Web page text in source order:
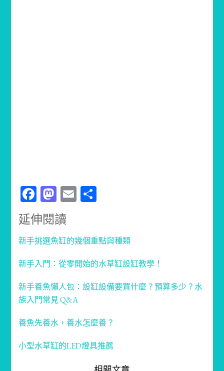
Facebook
Mastodon
Email
延伸閱讀
新手挑選魚缸的幾個重點與種類
新手入門：從零開始的水草缸設缸教學！
新手養魚懶人包：設缸設備要買什麼？預算多少？水
族入門常見 Q&A
養魚先養水，養水怎麼養？
小型水草缸的LED燈具推薦